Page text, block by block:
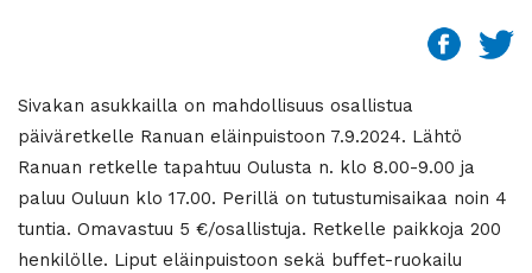
Sivakan asukkailla on mahdollisuus osallistua
päiväretkelle Ranuan eläinpuistoon 7.9.2024. Lähtö
Ranuan retkelle tapahtuu Oulusta n. klo 8.00-9.00 ja
paluu Ouluun klo 17.00. Perillä on tutustumisaikaa noin 4
tuntia. Omavastuu 5 €/osallistuja. Retkelle paikkoja 200
henkilölle. Liput eläinpuistoon sekä buffet-ruokailu